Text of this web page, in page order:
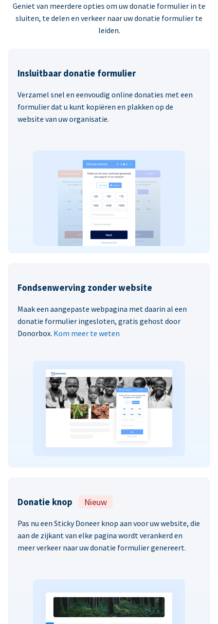
Geniet van meerdere opties om uw donatie formulier in te
sluiten, te delen en verkeer naar uw donatie formulier te
leiden.
Insluitbaar donatie formulier
Verzamel snel en eenvoudig online donaties met een
formulier dat u kunt kopiëren en plakken op de
website van uw organisatie.
Fondsenwerving zonder website
Maak een aangepaste webpagina met daarin al een
donatie formulier ingesloten, gratis gehost door
Donorbox. Kom meer te weten
Donatie knop Nieuw
Pas nu een Sticky Doneer knop aan voor uw website, die
aan de zijkant van elke pagina wordt verankerd en
meer verkeer naar uw donatie formulier genereert.